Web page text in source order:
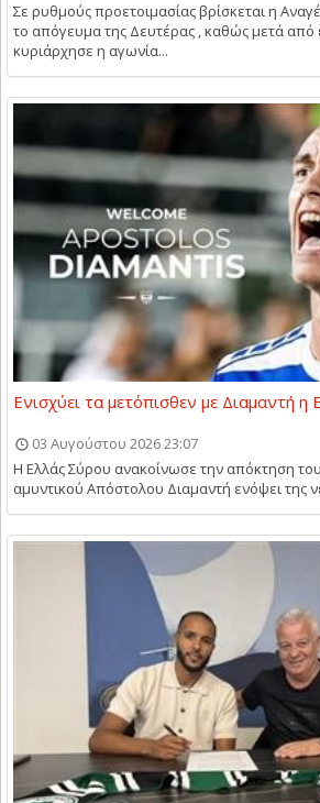
Σε ρυθμούς προετοιμασίας βρίσκεται η
το απόγευμα της Δευτέρας , καθώς μετά
κυριάρχησε η αγωνία...
Ενισχύει τα μετόπισθεν με Διαμαντή η
03 Αυγούστου 2026 23:07
Η Ελλάς Σύρου ανακοίνωσε την απόκτηση
αμυντικού Απόστολου Διαμαντή ενόψει της